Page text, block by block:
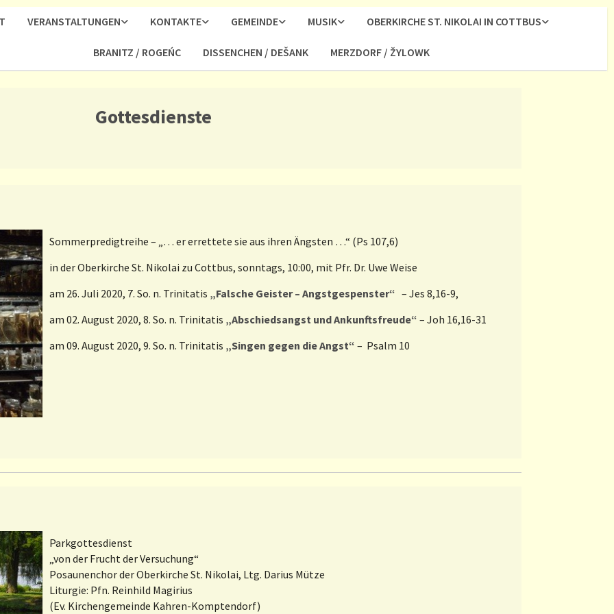
VERANSTALTUNGEN KONTAKTE GEMEINDE MUSIK OBERKIRCHE ST. NIKOLAI IN COTTBUS
BRANITZ / ROGEŃC DISSENCHEN / DEŠANK MERZDORF / ŽYLOWK
Gottesdienste
Sommerpredigtreihe – „… er errettete sie aus ihren Ängsten …“ (Ps 107,6)
in der Oberkirche St. Nikolai zu Cottbus, sonntags, 10:00, mit Pfr. Dr. Uwe Weise
am 26. Juli 2020, 7. So. n. Trinitatis „Falsche Geister – Angstgespenster“ – Jes 8,16-9,
am 02. August 2020, 8. So. n. Trinitatis „Abschiedsangst und Ankunftsfreude“– Joh 16,16-31
am 09. August 2020, 9. So. n. Trinitatis „Singen gegen die Angst“– Psalm 10
Parkgottesdienst
„von der Frucht der Versuchung“
Posaunenchor der Oberkirche St. Nikolai, Ltg. Darius Mütze
Liturgie: Pfn. Reinhild Magirius
(Ev. Kirchengemeinde Kahren-Komptendorf)